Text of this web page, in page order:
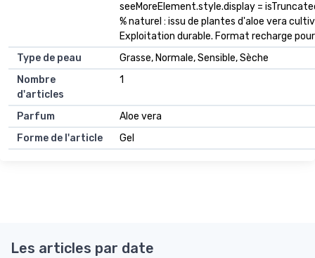
seeMoreElement.style.display =
% naturel : issu de plantes d'aloe vera
Exploitation durable. Format recharge
Type de peau
Grasse, Normale, Sensible, Sèche
Nombre
d'articles
1
Parfum
Aloe vera
Forme de l'article
Gel
Les articles par date